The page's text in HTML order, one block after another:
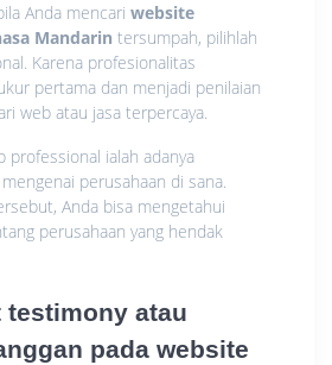
Anda mencari website
Mandarin tersumpah, pilihlah
Karena profesionalitas
pertama dan menjadi penilaian
web atau jasa terpercaya.
professional ialah adanya
perusahaan di sana.
Anda bisa mengetahui
perusahaan yang hendak
testimony atau
pada website